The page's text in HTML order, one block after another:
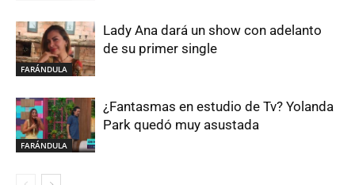
FARÁNDULA
Lady Ana dará un show con adelanto
de su primer single
FARÁNDULA
¿Fantasmas en estudio de Tv? Yolanda
Park quedó muy asustada